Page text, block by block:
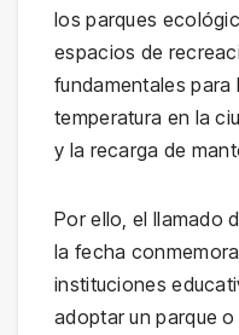
los parques
espacios de
fundamentales para
temperatura en la
y la recarga de
Por ello, el llamado
la fecha
instituciones
adoptar un parque